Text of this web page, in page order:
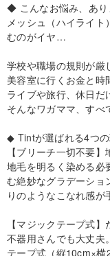
◆ こんなお悩み、あり
メッシュ（ハイライ
むのがイヤ…
学校や職場の規則が
美容室に行くお金と時
ライブや旅行、休日だ
そんなワガママ、すべ
◆ Tintが選ばれる4つ
【ブリーチ一切不要
地毛を明るく染める必
む絶妙なグラデーショ
りのようなこなれ感が
【マジックテープ式
不器用さんでも大丈夫
テープ式（縦10cm×